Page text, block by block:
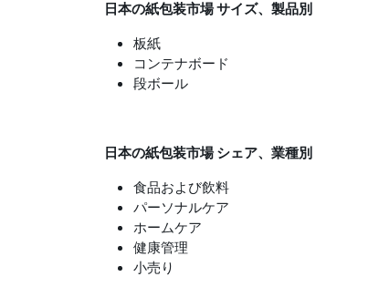
日本の紙包装市場サイズ、製品別
板紙
コンテナボード
段ボール
日本の紙包装市場シェア、業種別
食品および飲料
パーソナルケア
ホームケア
健康管理
小売り